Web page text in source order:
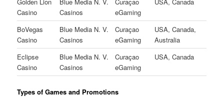
Casino
Casinos
eGaming
BoVegas
Casino
Blue Media N. V.
Casinos
Curaçao
eGaming
USA, Canada,
Australia
Eclipse
Casino
Blue Media N. V.
Casinos
Curaçao
eGaming
USA, Canada
Types of Games and Promotions